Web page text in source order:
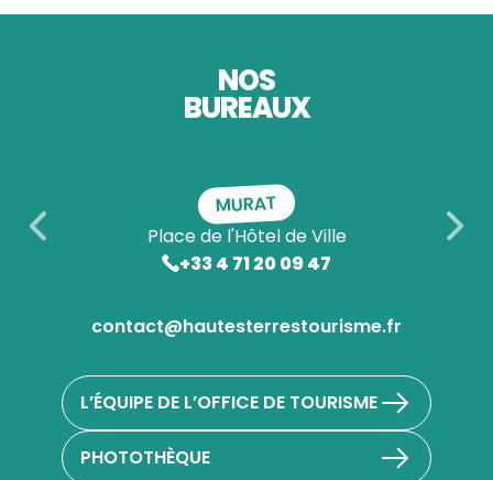
NOS
BUREAUX
MURAT
Place de l'Hôtel de Ville
+33 4 71 20 09 47
contact@hautesterrestourisme.fr
L’ÉQUIPE DE L’OFFICE DE TOURISME
PHOTOTHÈQUE